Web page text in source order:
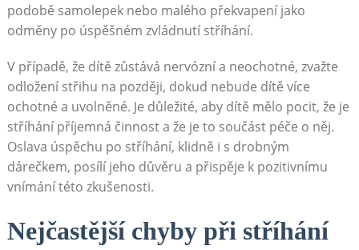
podobě samolepek nebo malého překvapení jako
odměny po úspěšném zvládnutí stříhání.
V případě, že dítě zůstává nervózní a neochotné, zvažte
odložení střihu na později, dokud nebude dítě více
ochotné a uvolněné. Je důležité, aby dítě mělo pocit, že je
stříhání příjemná činnost a že je to součást péče o něj.
Oslava úspěchu po stříhání, klidně i s drobným
dárečkem, posílí jeho důvěru a přispěje k pozitivnímu
vnímání této zkušenosti.
Nejčastější chyby při stříhání